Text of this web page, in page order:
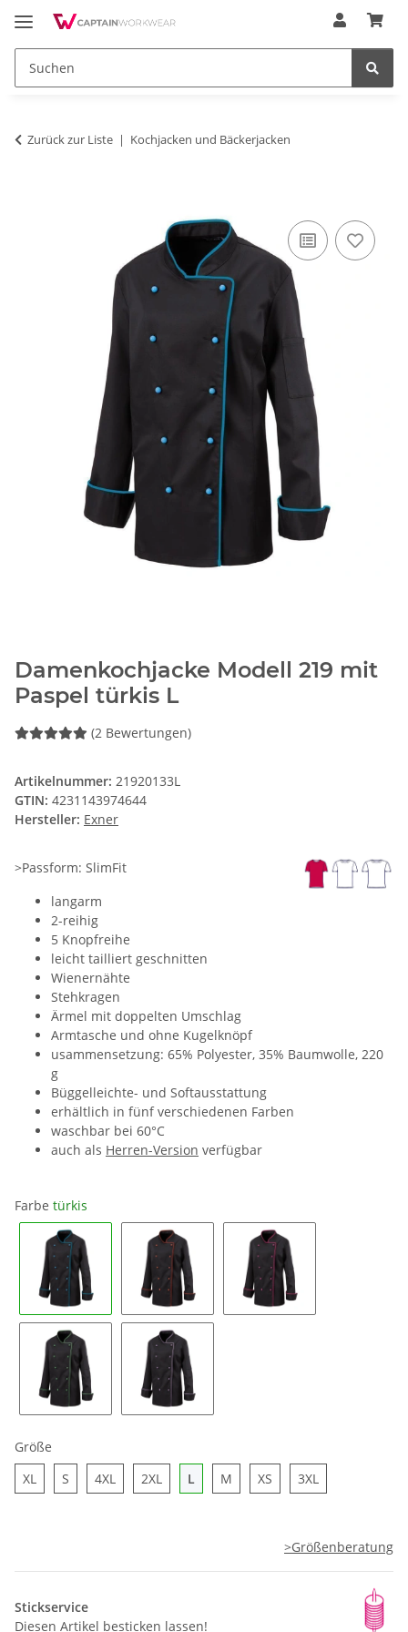
Zurück zur Liste Kochjacken und Bäckerjacken
Damenkochjacke Modell 219 mit
Paspel türkis L
(2 Bewertungen)
Artikelnummer: 21920133L
GTIN: 4231143974644
Hersteller: Exner
>Passform: SlimFit
langarm
2-reihig
5 Knopfreihe
leicht tailliert geschnitten
Wienernähte
Stehkragen
Ärmel mit doppelten Umschlag
Armtasche und ohne Kugelknöpf
usammensetzung: 65% Polyester, 35% Baumwolle, 220
g
Büggelleichte- und Softausstattung
erhältlich in fünf verschiedenen Farben
waschbar bei 60°C
auch als Herren-Version verfügbar
Farbe türkis
türkis rot
Größe
XL
S 4XL 2XL L M XS 3XL
>Größenberatung
Stickservice
Diesen Artikel besticken lassen!